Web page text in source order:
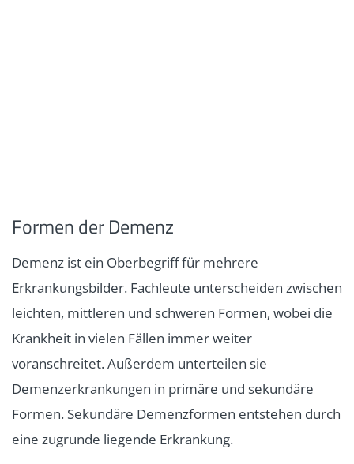
Formen der Demenz
Demenz ist ein Oberbegriff für mehrere
Erkrankungsbilder. Fachleute unterscheiden zwischen
leichten, mittleren und schweren Formen, wobei die
Krankheit in vielen Fällen immer weiter
voranschreitet. Außerdem unterteilen sie
Demenzerkrankungen in primäre und sekundäre
Formen. Sekundäre Demenzformen entstehen durch
eine zugrunde liegende Erkrankung.